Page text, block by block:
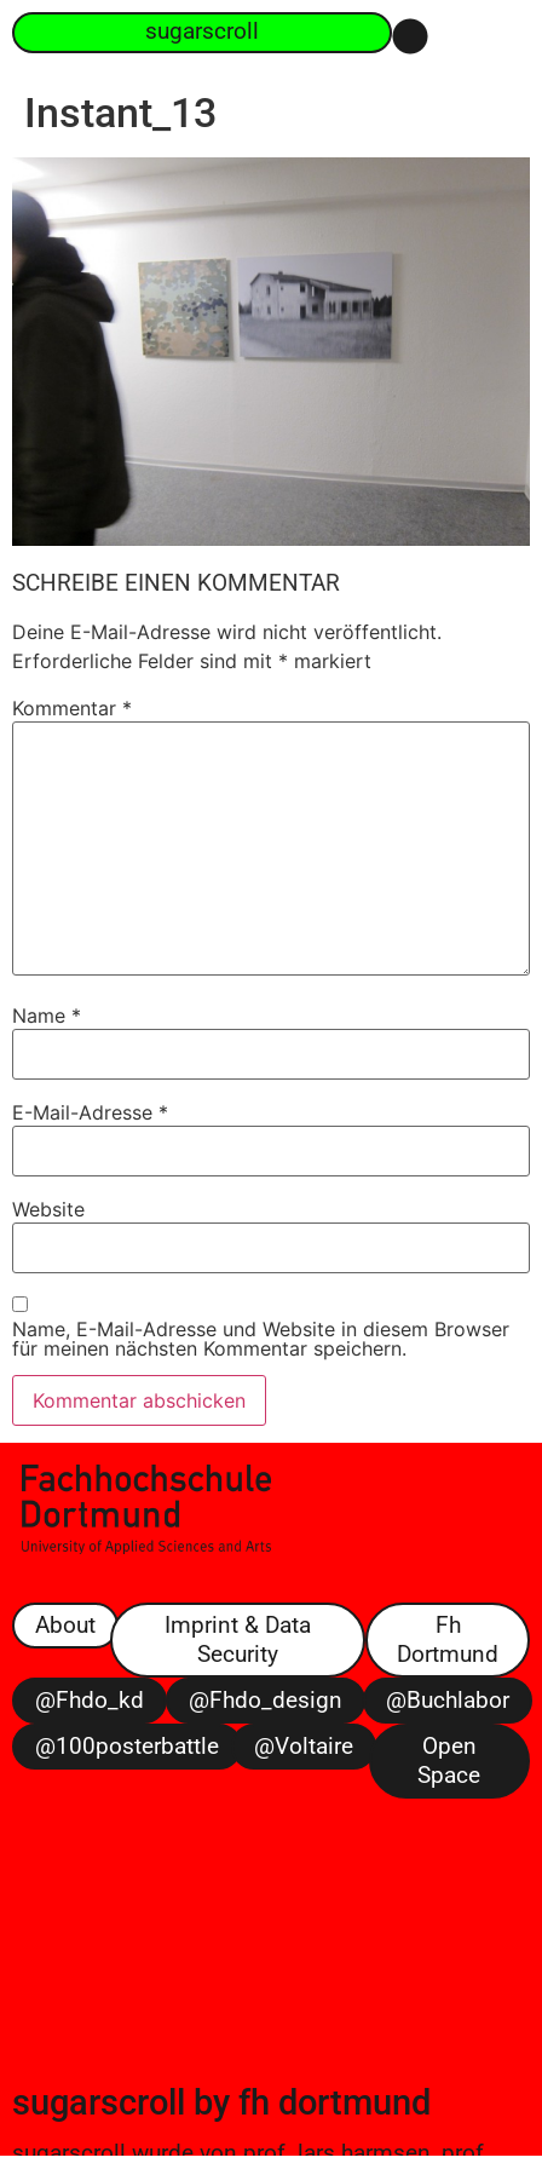
sugarscroll
Instant_13
SCHREIBE EINEN KOMMENTAR
Deine E-Mail-Adresse wird nicht veröffentlicht.
Erforderliche Felder sind mit * markiert
Kommentar *
Name *
E-Mail-Adresse *
Website
Name, E-Mail-Adresse und Website in diesem Browser
für meinen nächsten Kommentar speichern.
About
Imprint & Data
Security
Fh
Dortmund
@fhdo_kd
@fhdo_design
@buchlabor
@100posterbattle
@voltaire
Open
Space
sugarscroll by fh dortmund
sugarscroll wurde von prof. lars harmsen, prof.